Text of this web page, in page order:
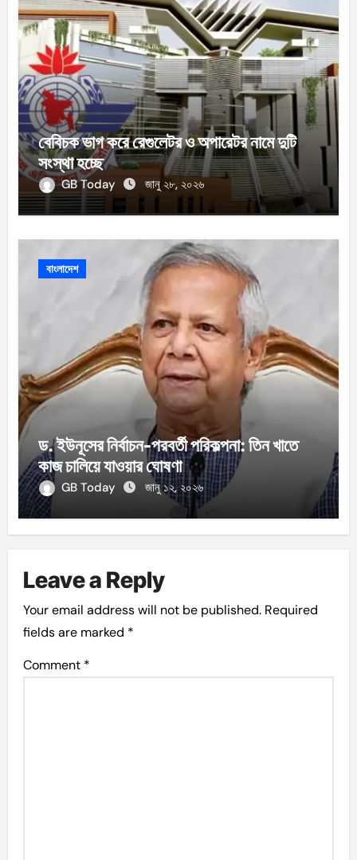
বেবিচক ভাগ করে রেগুলেটর ও অপারেটর নামে দুটি
সংস্থা হচ্ছে
GB Today জানু ২৮, ২০২৬
বাংলাদেশ
ড. ইউনূসের নির্বাচন-পরবর্তী পরিকল্পনা: তিন খাতে
কাজ চালিয়ে যাওয়ার ঘোষণা
GB Today জানু ১২, ২০২৬
Leave a Reply
Your email address will not be published. Required
fields are marked *
Comment *